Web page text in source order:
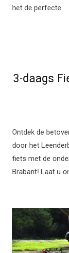
het de perfecte…
3-daags
Ontdek de
door het
fiets met de
Brabant! Laat u